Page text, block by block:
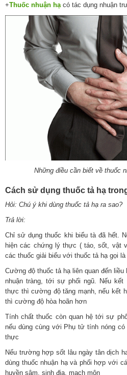
+Thuốc nhuận hạ có tác dụng nhuận
Những điều cần biết về thuốc
Cách sử dụng thuốc tả hạ
Hỏi: Chú ý khi dùng thuốc tả hạ ra sao?
Trả lời:
Chỉ sử dụng thuốc khi biểu tà đã hết.
hiện các chứng lý thực ( táo, sốt, vật
các thuốc giải biểu với thuốc tả hạ gọi là
Cường độ thuốc tả hạ liên quan đến
nhuận tràng, tới sự phối ngũ. Nếu
thực thì cường độ tăng mạnh, nếu kết
thì cường độ hòa hoãn hơn
Tính chất thuốc còn quan hệ tới sự
nếu dùng cùng với Phụ tử tính nóng
thực
Nếu trường hợp sốt lâu ngày tân dịch
dùng thuốc nhuận hạ và phối hợp với
huyền sâm, sinh địa, mạch môn